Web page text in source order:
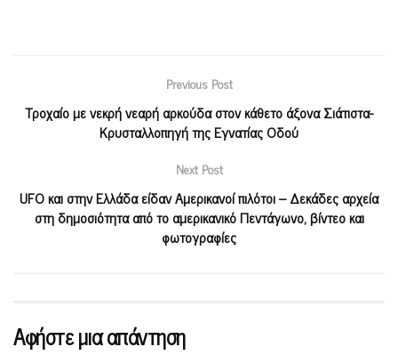
Previous Post
Τροχαίο με νεκρή νεαρή αρκούδα στον κάθετο άξονα Σιάτιστα-
Κρυσταλλοπηγή της Εγνατίας Οδού
Next Post
UFO και στην Ελλάδα είδαν Αμερικανοί πιλότοι – Δεκάδες αρχεία
στη δημοσιότητα από το αμερικανικό Πεντάγωνο, βίντεο και
φωτογραφίες
Αφήστε μια απάντηση